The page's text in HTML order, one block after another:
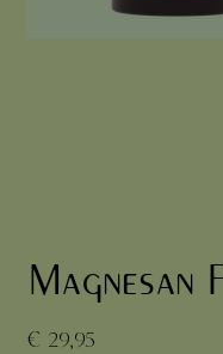
Magnesan
Prijs
€ 29,95